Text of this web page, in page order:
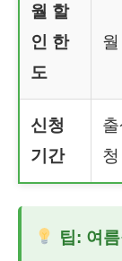
월 할
인 한
도
신청
기간
팁: 여